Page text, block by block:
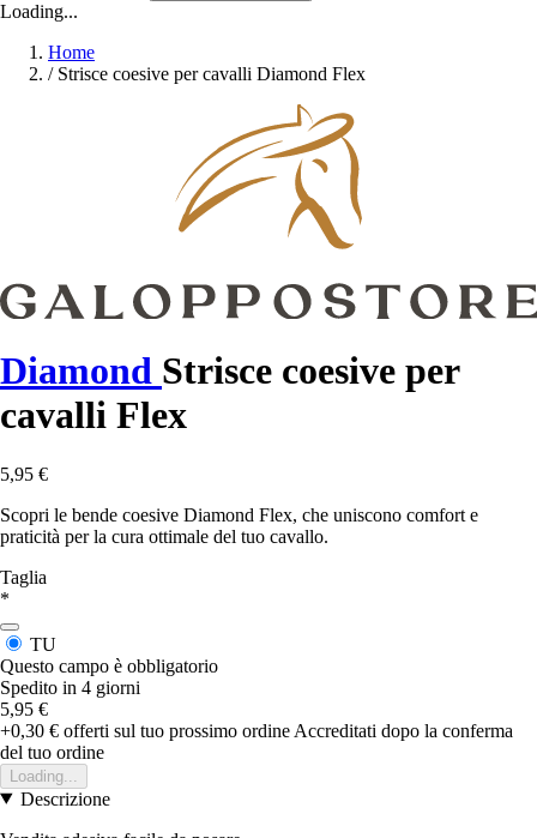
Loading...
Home
/ Strisce coesive per cavalli Diamond Flex
Diamond Strisce coesive per
cavalli Flex
5,95 €
Scopri le bende coesive Diamond Flex, che uniscono comfort e
praticità per la cura ottimale del tuo cavallo.
Taglia
*
TU
Questo campo è obbligatorio
Spedito in 4 giorni
5,95 €
+0,30 € offerti sul tuo prossimo ordine Accreditati dopo la conferma
del tuo ordine
Loading...
Descrizione